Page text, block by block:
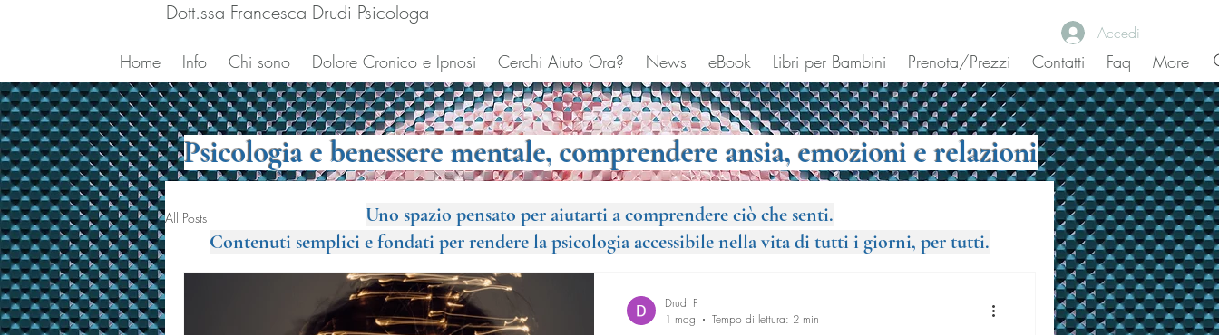
Dott.ssa Francesca Drudi Psicologa
Accedi
Home Info Chi sono Dolore Cronico e Ipnosi Cerchi Aiuto Ora? News eBook Libri per Bambini Prenota/Prezzi Contatti Faq More
Psicologia e benessere mentale, comprendere ansia, emozioni e relazioni
All Posts
Drudi F
1 mag
Tempo di lettura: 2 min
Uno spazio pensato per aiutarti a comprendere ciò che senti.
Contenuti semplici e fondati per rendere la psicologia accessibile nella vita di tutti i giorni, per tutti.